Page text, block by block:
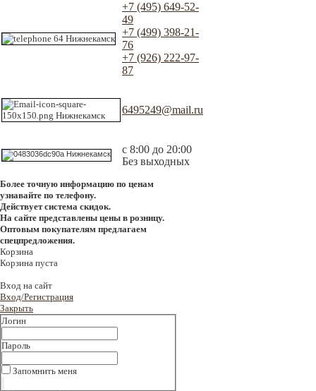
+7 (495) 649-52-
49
+7 (499) 398-21-
76
+7 (926) 222-97-
87
6495249@mail.ru
с 8:00 до 20:00
Без выходных
Более точную информацию по ценам
узнавайте по телефону.
Действует система скидок.
На сайте представлены цены в розницу.
Оптовым покупателям предлагаем
спецпредложения.
Корзина
Корзина пуста
Вход на сайт
Вход/Регистрация
Закрыть
Логин
Пароль
Запомнить меня